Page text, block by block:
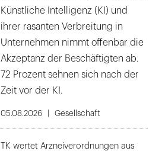
Künstliche Intelligenz (KI) und
ihrer rasanten Verbreitung in
Unternehmen nimmt offenbar die
Akzeptanz der Beschäftigten ab.
72 Prozent sehnen sich nach der
Zeit vor der KI.
05.08.2026 Gesellschaft
TK wertet Arzneiverordnungen aus